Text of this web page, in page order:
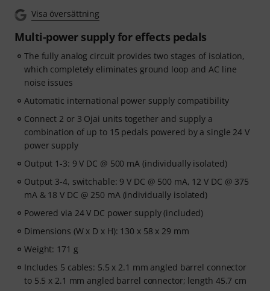
Visa översättning
Multi-power supply for effects pedals
The fully analog circuit provides two stages of isolation,
which completely eliminates ground loop and AC line
noise issues
Automatic international power supply compatibility
Connect 2 or 3 Ojai units together and supply a
combination of up to 15 pedals powered by a single 24 V
power supply
Output 1-3: 9 V DC @ 500 mA (individually isolated)
Output 3-4, switchable: 9 V DC @ 500 mA, 12 V DC @ 375
mA & 18 V DC @ 250 mA (individually isolated)
Powered via 24 V DC power supply (included)
Dimensions (W x D x H): 130 x 58 x 29 mm
Weight: 171 g
Includes 5 cables: 5.5 x 2.1 mm angled barrel connector
to 5.5 x 2.1 mm angled barrel connector; length 45.7 cm